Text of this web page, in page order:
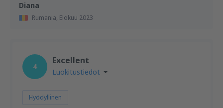
Diana
Rumania, Elokuu 2023
4
Excellent
Luokitustiedot
Hyödyllinen